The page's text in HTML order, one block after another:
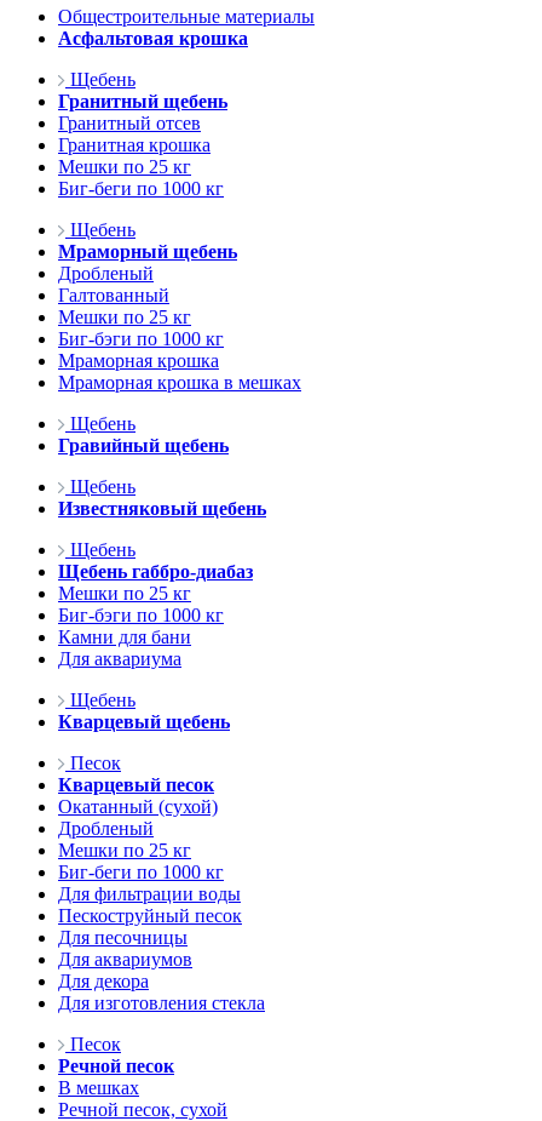
Общестроительные материалы
Асфальтовая крошка
Щебень
Гранитный щебень
Гранитный отсев
Гранитная крошка
Мешки по 25 кг
Биг-беги по 1000 кг
Щебень
Мраморный щебень
Дробленый
Галтованный
Мешки по 25 кг
Биг-бэги по 1000 кг
Мраморная крошка
Мраморная крошка в мешках
Щебень
Гравийный щебень
Щебень
Известняковый щебень
Щебень
Щебень габбро-диабаз
Мешки по 25 кг
Биг-бэги по 1000 кг
Камни для бани
Для аквариума
Щебень
Кварцевый щебень
Песок
Кварцевый песок
Окатанный (сухой)
Дробленый
Мешки по 25 кг
Биг-беги по 1000 кг
Для фильтрации воды
Пескоструйный песок
Для песочницы
Для аквариумов
Для декора
Для изготовления стекла
Песок
Речной песок
В мешках
Речной песок, сухой